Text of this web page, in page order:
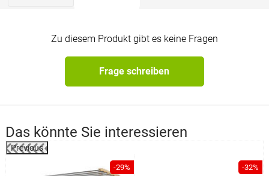
Zu diesem Produkt gibt es keine Fragen
Frage schreiben
Das könnte Sie interessieren
Previous
-29% -32%